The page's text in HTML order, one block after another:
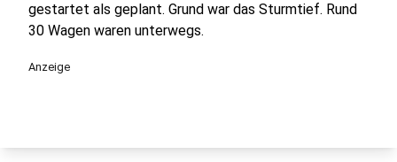
gestartet als geplant. Grund war das Sturmtief. Rund
30 Wagen waren unterwegs.
Anzeige